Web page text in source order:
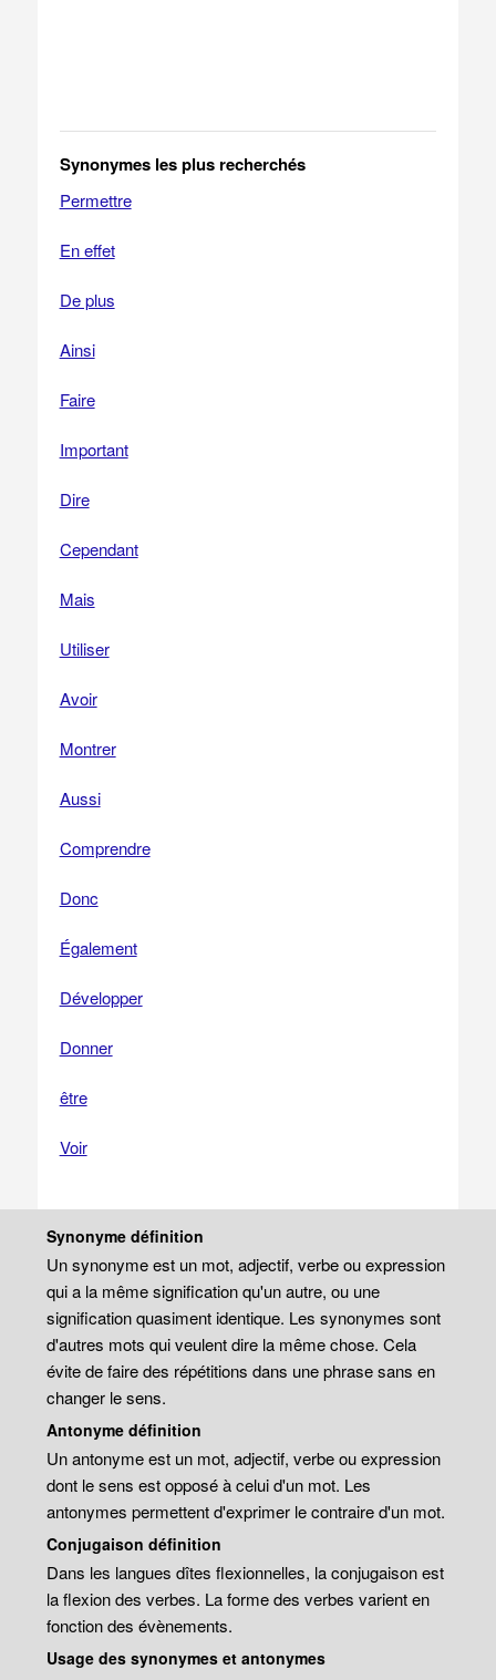
Synonymes les plus recherchés
Permettre
En effet
De plus
Ainsi
Faire
Important
Dire
Cependant
Mais
Utiliser
Avoir
Montrer
Aussi
Comprendre
Donc
Également
Développer
Donner
être
Voir
Synonyme définition
Un synonyme est un mot, adjectif, verbe ou expression
qui a la même signification qu'un autre, ou une
signification quasiment identique. Les synonymes sont
d'autres mots qui veulent dire la même chose. Cela
évite de faire des répétitions dans une phrase sans en
changer le sens.
Antonyme définition
Un antonyme est un mot, adjectif, verbe ou expression
dont le sens est opposé à celui d'un mot. Les
antonymes permettent d'exprimer le contraire d'un mot.
Conjugaison définition
Dans les langues dîtes flexionnelles, la conjugaison est
la flexion des verbes. La forme des verbes varient en
fonction des évènements.
Usage des synonymes et antonymes